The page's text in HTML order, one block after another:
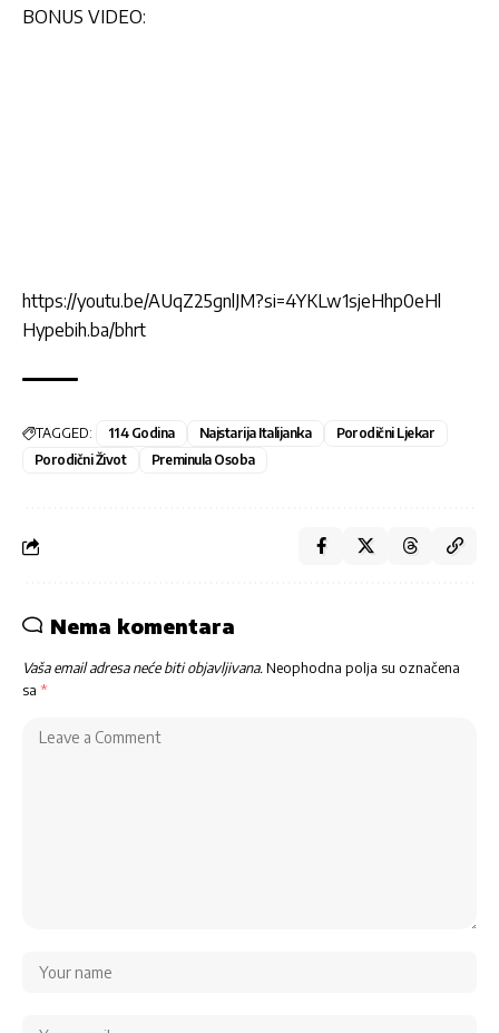
BONUS VIDEO:
https://youtu.be/AUqZ25gnlJM?si=4YKLw1sjeHhp0eHl
Hypebih.ba/bhrt
TAGGED: 114 Godina Najstarija Italijanka
Porodični Ljekar
Porodični Život
Preminula Osoba
Nema komentara
Vaša email adresa neće biti objavljivana.Neophodna polja su označena
sa *